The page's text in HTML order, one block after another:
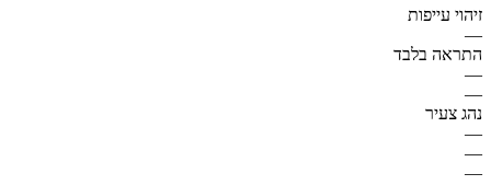
זיהוי עייפות
—
התראה בלבד
—
—
נהג צעיר
—
—
—